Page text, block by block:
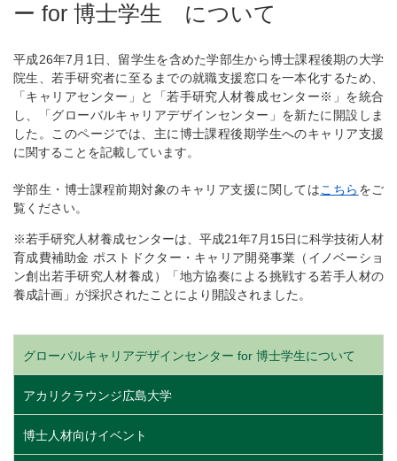
ー for 博士学生 について
平成26年7月1日、留学生を含めた学部生から博士課程後期の大学
院生、若手研究者に至るまでの就職支援窓口を一本化するため、
「キャリアセンター」と「若手研究人材養成センター※」を統合
し、「グローバルキャリアデザインセンター」を新たに開設しま
した。このページでは、主に博士課程後期学生へのキャリア支援
に関することを記載しています。
学部生・博士課程前期対象のキャリア支援に関してはこちら をご
覧ください。
※若手研究人材養成センターは、平成21年7月15日に科学技術人材
育成費補助金 ポストドクター・キャリア開発事業（イノベーショ
ン創出若手研究人材養成）「地方協奏による挑戦する若手人材の
養成計画」が採択されたことにより開設されました。
グローバルキャリアデザインセンター for 博士学生について
アカリクラウンジ広島大学
博士人材向けイベント